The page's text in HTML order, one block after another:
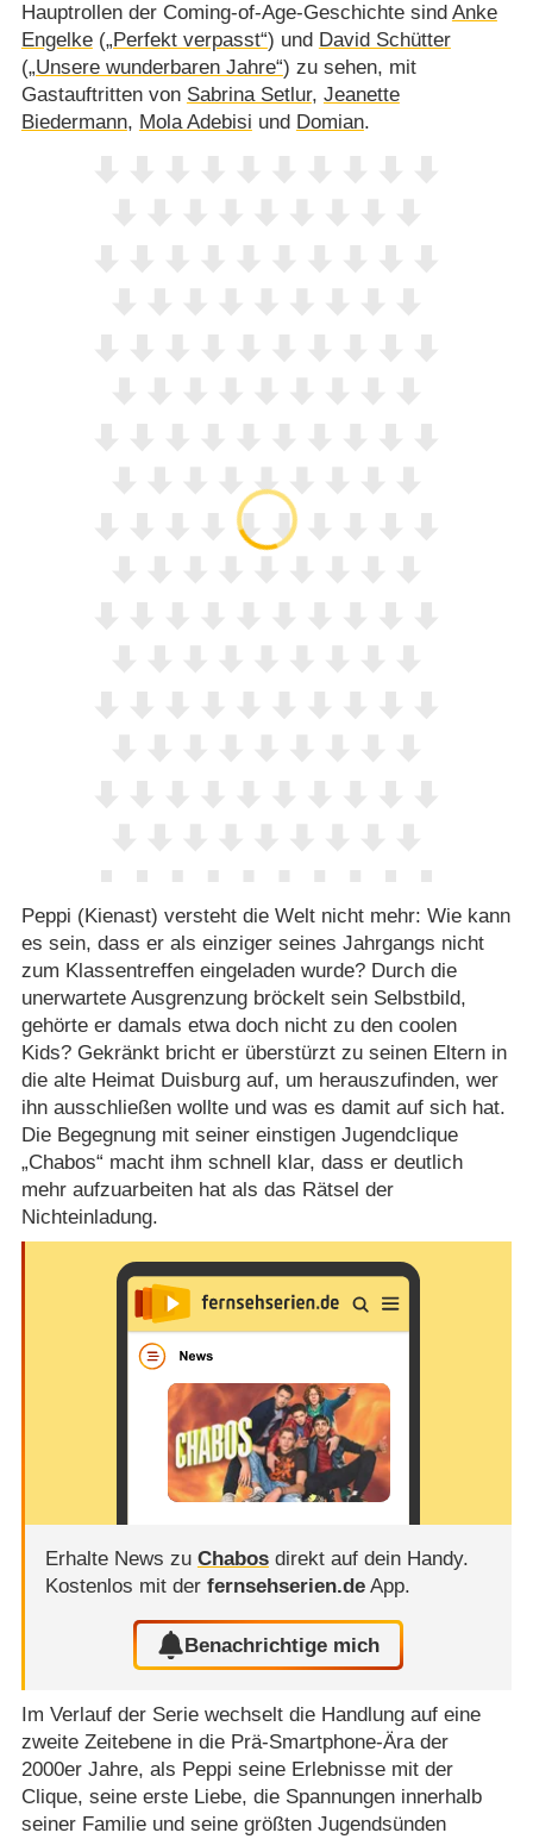
Hauptrollen der Coming-of-Age-Geschichte sind Anke
Engelke(„Perfekt verpasst“) und David Schütter
(„Unsere wunderbaren Jahre“) zu sehen, mit
Gastauftritten von Sabrina Setlur, Jeanette
Biedermann, Mola Adebisi und Domian.
Peppi (Kienast) versteht die Welt nicht mehr: Wie kann
es sein, dass er als einziger seines Jahrgangs nicht
zum Klassentreffen eingeladen wurde? Durch die
unerwartete Ausgrenzung bröckelt sein Selbstbild,
gehörte er damals etwa doch nicht zu den coolen
Kids? Gekränkt bricht er überstürzt zu seinen Eltern in
die alte Heimat Duisburg auf, um herauszufinden, wer
ihn ausschließen wollte und was es damit auf sich hat.
Die Begegnung mit seiner einstigen Jugendclique
„Chabos“ macht ihm schnell klar, dass er deutlich
mehr aufzuarbeiten hat als das Rätsel der
Nichteinladung.
Erhalte News zu Chabosdirekt auf dein Handy.
Kostenlos mit der fernsehserien.deApp.
Benachrichtige mich
Im Verlauf der Serie wechselt die Handlung auf eine
zweite Zeitebene in die Prä-Smartphone-Ära der
2000er Jahre, als Peppi seine Erlebnisse mit der
Clique, seine erste Liebe, die Spannungen innerhalb
seiner Familie und seine größten Jugendsünden